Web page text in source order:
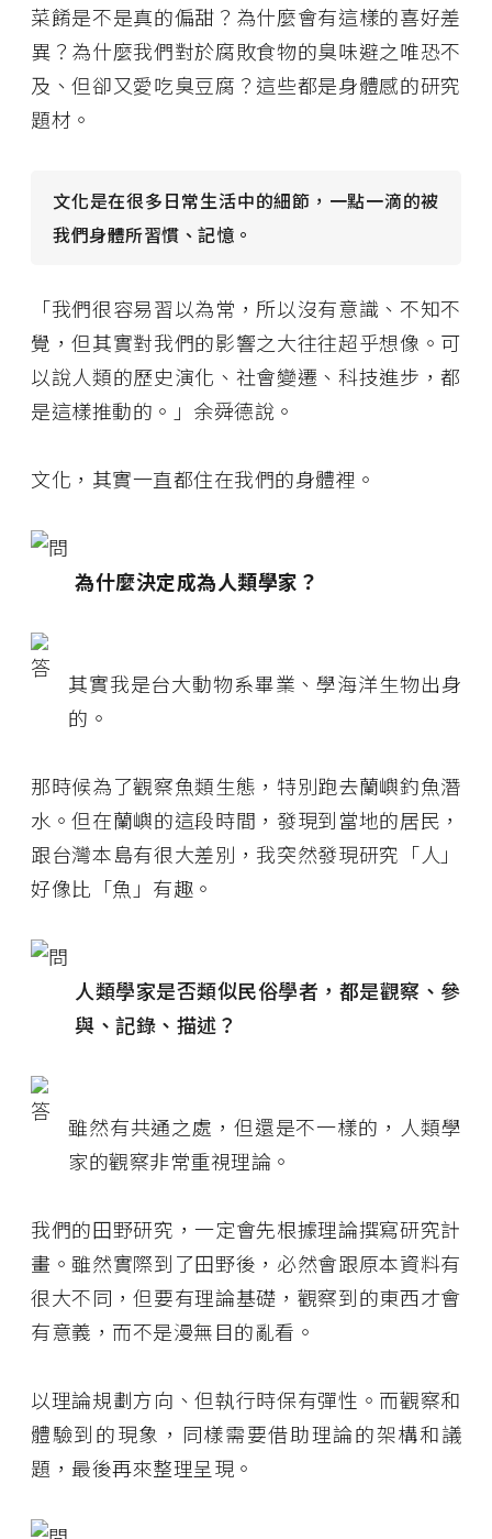
菜餚是不是真的偏甜？為什麼會有這樣的喜好差
異？為什麼我們對於腐敗食物的臭味避之唯恐不
及、但卻又愛吃臭豆腐？這些都是身體感的研究
題材。
文化是在很多日常生活中的細節，一點一滴的被
我們身體所習慣、記憶。
「我們很容易習以為常，所以沒有意識、不知不
覺，但其實對我們的影響之大往往超乎想像。可
以說人類的歷史演化、社會變遷、科技進步，都
是這樣推動的。」余舜德說。
文化，其實一直都住在我們的身體裡。
為什麼決定成為人類學家？
其實我是台大動物系畢業、學海洋生物出身
的。
那時候為了觀察魚類生態，特別跑去蘭嶼釣魚潛
水。但在蘭嶼的這段時間，發現到當地的居民，
跟台灣本島有很大差別，我突然發現研究「人」
好像比「魚」有趣。
人類學家是否類似民俗學者，都是觀察、參
與、記錄、描述？
雖然有共通之處，但還是不一樣的，人類學
家的觀察非常重視理論。
我們的田野研究，一定會先根據理論撰寫研究計
畫。雖然實際到了田野後，必然會跟原本資料有
很大不同，但要有理論基礎，觀察到的東西才會
有意義，而不是漫無目的亂看。
以理論規劃方向、但執行時保有彈性。而觀察和
體驗到的現象，同樣需要借助理論的架構和議
題，最後再來整理呈現。